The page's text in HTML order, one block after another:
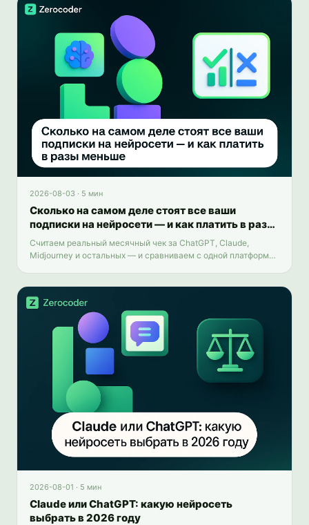
2026-08-03 · 5 мин
Сколько на самом деле стоят все ваши
подписки на нейросети — и как платить в разы
меньше
Считаем реальный месячный чек за ChatGPT, Claude,
Midjourney и остальных — и сравниваем с одной платформой
2026-08-01 · 5 мин
Claude или ChatGPT: какую нейросеть
выбрать в 2026 году